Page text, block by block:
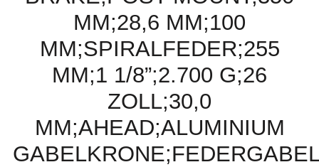
MM;28,6 MM;100
MM;SPIRALFEDER;255
MM;1 1/8”;2.700 G;26
ZOLL;30,0
MM;AHEAD;ALUMINIUM